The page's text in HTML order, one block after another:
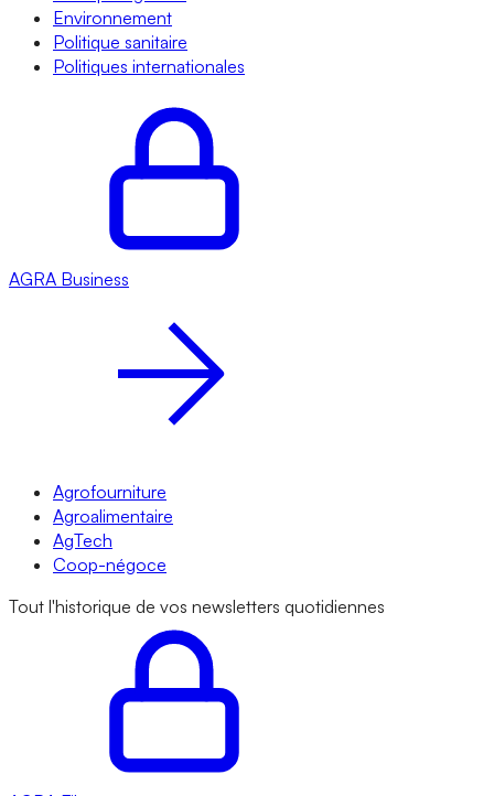
Environnement
Politique sanitaire
Politiques internationales
AGRA Business
Agrofourniture
Agroalimentaire
AgTech
Coop-négoce
Tout l'historique de vos newsletters quotidiennes